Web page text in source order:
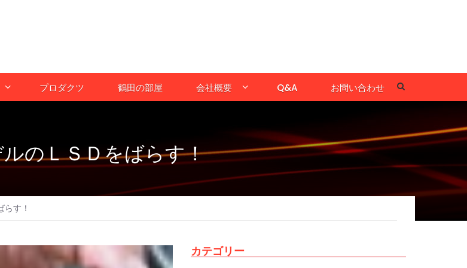
プロダクツ 鶴田の部屋 会社概要 Q&A お問い合わせ
のＬＳＤをばらす！
す！
カテゴリー